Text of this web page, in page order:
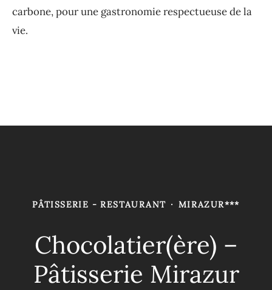
carbone, pour une gastronomie respectueuse de la
vie.
PÂTISSERIE - RESTAURANT · MIRAZUR***
Chocolatier(ère) –
Pâtisserie Mirazur